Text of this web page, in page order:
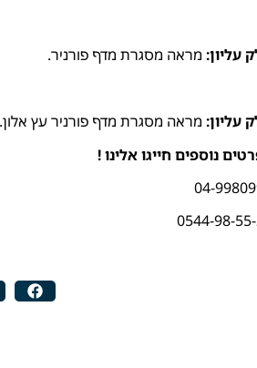
עליון: מראה מסגרת מדף פורניר.
עליון: מראה מסגרת מדף פורניר עץ אלון.
נוספים חייגו אלינו !
04-
0544-98-